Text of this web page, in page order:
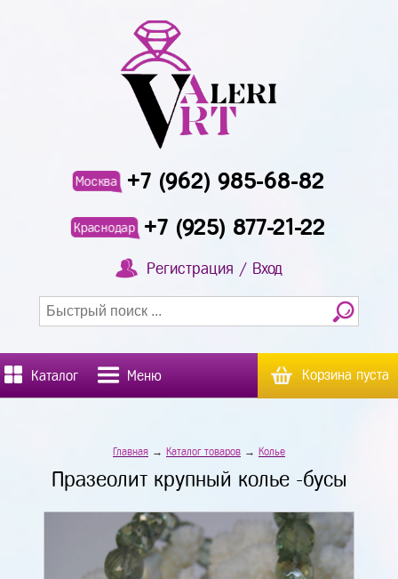
Москва +7 (962) 985-68-82
Краснодар +7 (925) 877-21-22
Регистрация / Вход
Каталог Меню Корзина пуста
Главная → Каталог товаров → Колье
Празеолит крупный колье -бусы